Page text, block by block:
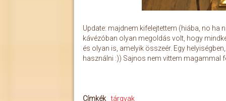
Update: majdnem kifelejtettem (hiába, no ha
kávézóban olyan megoldás volt, hogy
és olyan is, amelyik összeér. Egy
használni :)) Sajnos nem vittem magammal
Címkék
tárgyak